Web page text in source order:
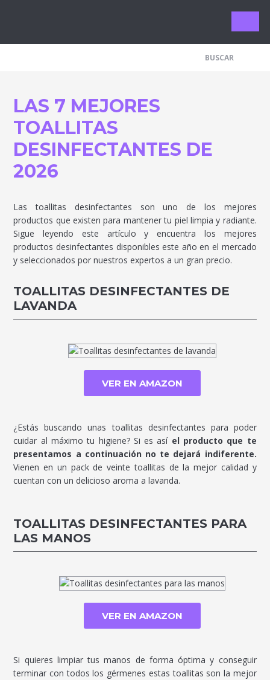
Limpieza
LAS 7 MEJORES
TOALLITAS
DESINFECTANTES DE
2026
Las toallitas desinfectantes son uno de los mejores
productos que existen para mantener tu piel limpia y radiante.
Sigue leyendo este artículo y encuentra los mejores
productos desinfectantes disponibles este año en el mercado
y seleccionados por nuestros expertos a un gran precio.
TOALLITAS DESINFECTANTES DE
LAVANDA
VER EN AMAZON
¿Estás buscando unas toallitas desinfectantes para poder
cuidar al máximo tu higiene? Si es así el producto que te
presentamos a continuación no te dejará indiferente.
Vienen en un pack de veinte toallitas de la mejor calidad y
cuentan con un delicioso aroma a lavanda.
TOALLITAS DESINFECTANTES PARA
LAS MANOS
VER EN AMAZON
Si quieres limpiar tus manos de forma óptima y conseguir
terminar con todos los gérmenes estas toallitas son la mejor